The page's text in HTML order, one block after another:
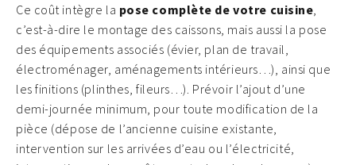
Ce coût intègre la pose complète de votre cuisine
c’est-à-dire le montage des caissons, mais aussi la pose
des équipements associés (évier, plan de travail,
électroménager, aménagements intérieurs…), ainsi que
les finitions (plinthes, fileurs…). Prévoir l’ajout d’une
demi-journée minimum, pour toute modification de la
pièce (dépose de l’ancienne cuisine existante,
intervention sur les arrivées d’eau ou l’électricité,